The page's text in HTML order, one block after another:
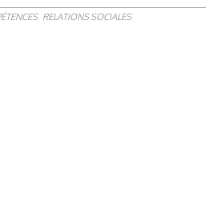
RELATIONS SOCIALES